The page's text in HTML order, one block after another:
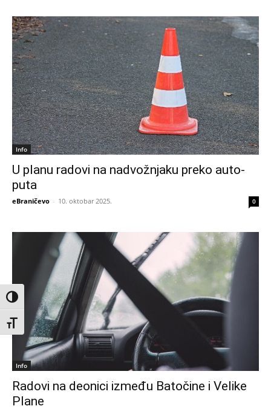
Toggle High Contrast
Toggle Font size
Info
U planu radovi na nadvožnjaku preko auto-
puta
eBraničevo - 10. oktobar 2025. 0
Info
Radovi na deonici između Batočine i Velike
Plane